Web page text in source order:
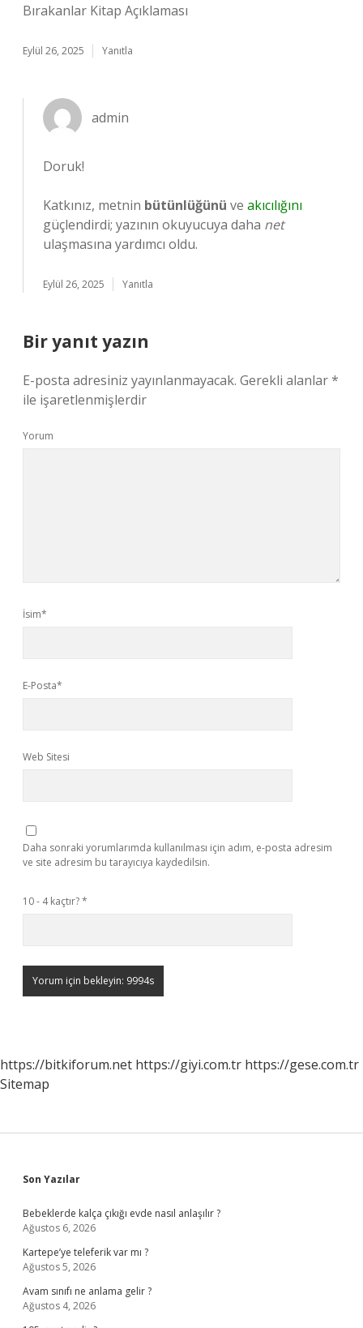
Bırakanlar Kitap Açıklaması
Eylül 26, 2025 Yanıtla
admin
Doruk!
Katkınız, metnin bütünlüğünü ve akıcılığını
güçlendirdi; yazının okuyucuya daha net
ulaşmasına yardımcı oldu.
Eylül 26, 2025 Yanıtla
Bir yanıt yazın
E-posta adresiniz yayınlanmayacak. Gerekli alanlar*
ile işaretlenmişlerdir
Yorum
İsim*
E-Posta*
Web Sitesi
Daha sonraki yorumlarımda kullanılması için adım, e-posta adresim
ve site adresim bu tarayıcıya kaydedilsin.
10 - 4 kaçtır?*
https://bitkiforum.net https://giyi.com.tr https://gese.com.tr
Sitemap
Sidebar
Son Yazılar
Bebeklerde kalça çıkığı evde nasıl anlaşılır ?
Ağustos 6, 2026
Kartepe’ye teleferik var mı ?
Ağustos 5, 2026
Avam sınıfı ne anlama gelir ?
Ağustos 4, 2026